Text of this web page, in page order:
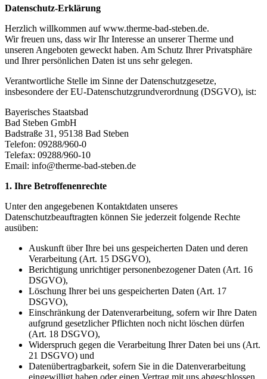
Datenschutz-Erklärung
Herzlich willkommen auf www.therme-bad-steben.de.
Wir freuen uns, dass wir Ihr Interesse an unserer Therme und
unseren Angeboten geweckt haben. Am Schutz Ihrer Privatsphäre
und Ihrer persönlichen Daten ist uns sehr gelegen.
Verantwortliche Stelle im Sinne der Datenschutzgesetze,
insbesondere der EU-Datenschutzgrundverordnung (DSGVO), ist:
Bayerisches Staatsbad
Bad Steben GmbH
Badstraße 31, 95138 Bad Steben
Telefon: 09288/960-0
Telefax: 09288/960-10
Email: info@therme-bad-steben.de
1. Ihre Betroffenenrechte
Unter den angegebenen Kontaktdaten unseres
Datenschutzbeauftragten können Sie jederzeit folgende Rechte
ausüben:
Auskunft über Ihre bei uns gespeicherten Daten und deren
Verarbeitung (Art. 15 DSGVO),
Berichtigung unrichtiger personenbezogener Daten (Art. 16
DSGVO),
Löschung Ihrer bei uns gespeicherten Daten (Art. 17
DSGVO),
Einschränkung der Datenverarbeitung, sofern wir Ihre Daten
aufgrund gesetzlicher Pflichten noch nicht löschen dürfen
(Art. 18 DSGVO),
Widerspruch gegen die Verarbeitung Ihrer Daten bei uns (Art.
21 DSGVO) und
Datenübertragbarkeit, sofern Sie in die Datenverarbeitung
eingewilligt haben oder einen Vertrag mit uns abgeschlossen